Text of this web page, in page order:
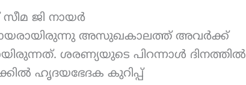
ജി നായർ
അസുഖകാലത്ത് അവർക്ക്
ശരണ്യയുടെ പിറന്നാൾ ദിനത്തിൽ
ഹൃദയഭേദക കുറിപ്പ്